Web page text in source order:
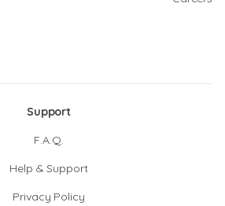
Support
F.A.Q.
Help & Support
Privacy Policy